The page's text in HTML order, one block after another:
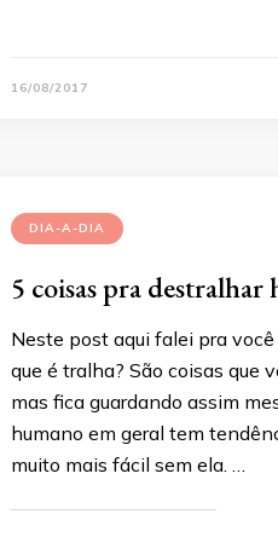
16/08/2017
DIA-A-DIA
5 coisas pra destralhar
Neste post aqui falei pra
que é tralha? São coisas que
mas fica guardando assim
humano em geral tem
muito mais fácil sem ela. …